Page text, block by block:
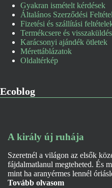
Gyakran ismételt kérdések
Általános Szerződési
Fizetési és szállítási
Termékcsere és visszaküldés
Karácsonyi ajándék ötletek
Mérettáblázatok
Oldaltérkép
Ecoblog
A király új ruhája
Szeretnél a világon az elsők
fájdalmatlanul megteheted. És
mint ha aranyérmes lennél
Tovább olvasom